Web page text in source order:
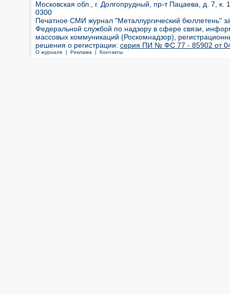
Московская обл., г. Долгопрудный, пр-т Пацаева, д. 7,
0300
Печатное СМИ журнал "Металлургический бюллетень"
Федеральной службой по надзору в сфере связи,
массовых коммуникаций (Роскомнадзор),
решения о регистрации: серия ПИ № ФС 77 - 85902 от 04
О журнале | Реклама | Контакты